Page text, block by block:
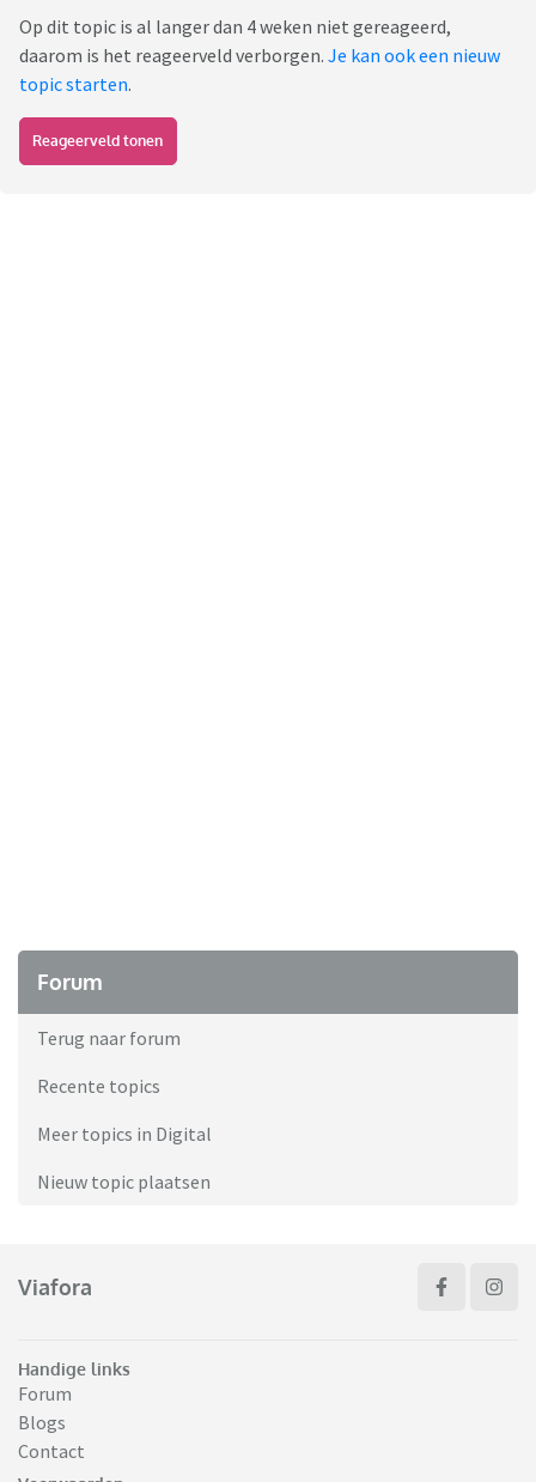
Op dit topic is al langer dan 4 weken niet gereageerd,
daarom is het reageerveld verborgen. Je kan ook een nieuw
topic starten.
Reageerveld tonen
Forum
Terug naar forum
Recente topics
Meer topics in Digital
Nieuw topic plaatsen
Viafora
Handige links
Forum
Blogs
Contact